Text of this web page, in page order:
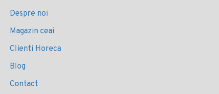
Despre noi
Magazin ceai
Clienti Horeca
Blog
Contact